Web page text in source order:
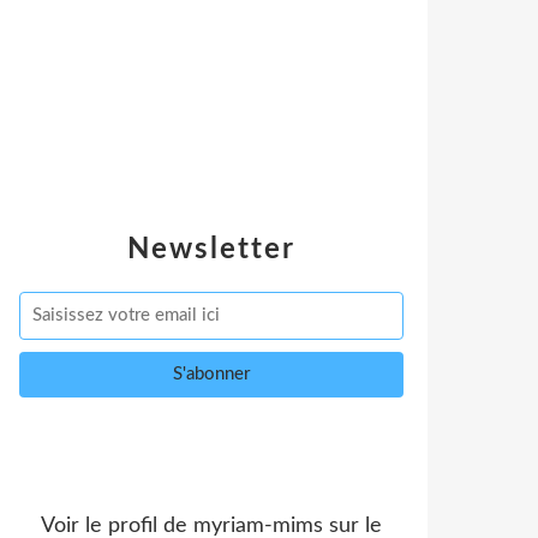
Newsletter
Voir le profil de myriam-mims sur le